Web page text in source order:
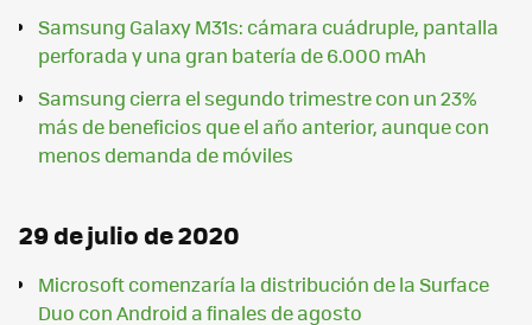
Samsung Galaxy M31s: cámara cuádruple, pantalla
perforada y una gran batería de 6.000 mAh
Samsung cierra el segundo trimestre con un 23%
más de beneficios que el año anterior, aunque con
menos demanda de móviles
29 de julio de 2020
Microsoft comenzaría la distribución de la Surface
Duo con Android a finales de agosto